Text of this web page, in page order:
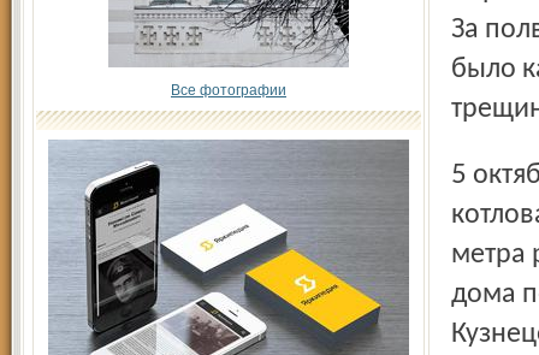
Все фотографии
За
было
5 октября произошло очередное обрушение стен
метра
дома